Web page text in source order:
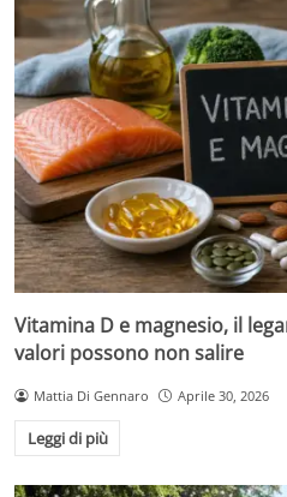
Vitamina D e magnesio, il
valori possono non salire
Mattia Di Gennaro Aprile 30, 2026
Leggi di più